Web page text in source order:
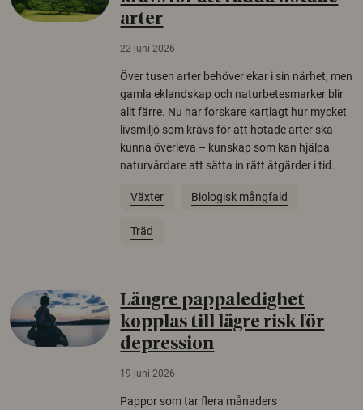
arter
22 juni 2026
Över tusen arter behöver ekar i sin närhet, men
gamla eklandskap och naturbetesmarker blir
allt färre. Nu har forskare kartlagt hur mycket
livsmiljö som krävs för att hotade arter ska
kunna överleva – kunskap som kan hjälpa
naturvårdare att sätta in rätt åtgärder i tid.
Växter Biologisk mångfald
Träd
Längre pappaledighet
kopplas till lägre risk för
depression
19 juni 2026
Pappor som tar flera månaders